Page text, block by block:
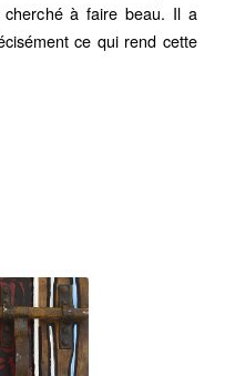
cherché à faire beau. Il a
ce qui rend cette